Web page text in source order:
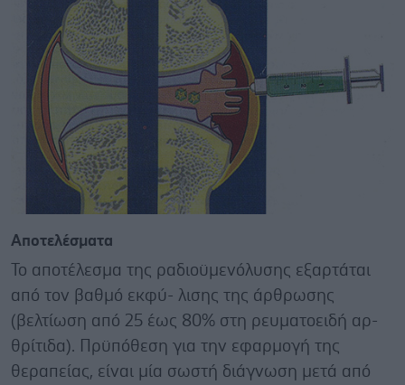
Αποτελέσματα
Το αποτέλεσμα της ραδιοϋμενόλυσης εξαρτάται
από τον βαθμό εκφύ- λισης της άρθρωσης
(βελτίωση από 25 έως 80% στη ρευματοειδή αρ-
θρίτιδα). Πρϋπόθεση για την εφαρμογή της
θεραπείας, είναι μία σωστή διάγνωση μετά από